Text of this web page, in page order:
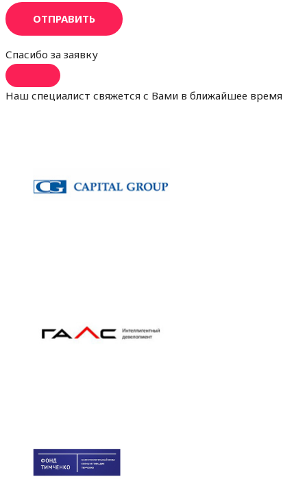
ОТПРАВИТЬ
Спасибо за заявку
Наш специалист свяжется с Вами в ближайшее время